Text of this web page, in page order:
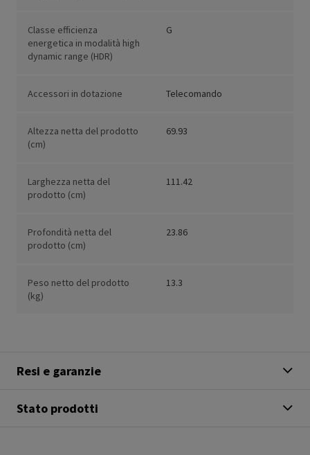
Classe efficienza
energetica in modalità high
dynamic range (HDR)
G
Accessori in dotazione Telecomando
Altezza netta del prodotto
(cm)
69.93
Larghezza netta del
prodotto (cm)
111.42
Profondità netta del
prodotto (cm)
23.86
Peso netto del prodotto
(kg)
13.3
Resi e garanzie
Stato prodotti